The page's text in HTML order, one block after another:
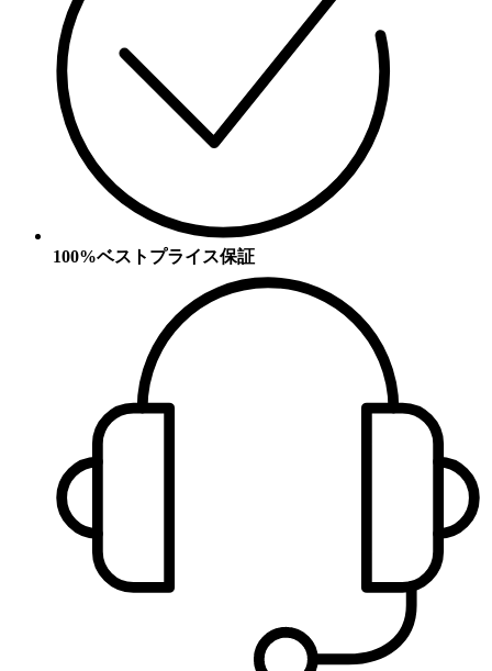
100%ベストプライス保証